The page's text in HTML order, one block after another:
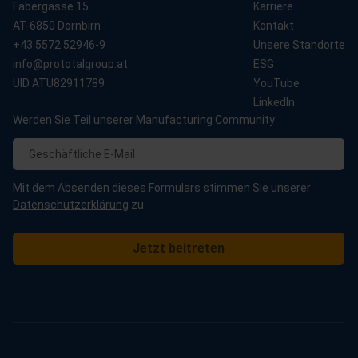
Fäbergasse 15
AT-6850 Dornbirn
+43 5572 52946-9
info@prototalgroup.at
UID ATU82911789
Karriere
Kontakt
Unsere Standorte
ESG
YouTube
LinkedIn
Werden Sie Teil unserer Manufacturing Community
Mit dem Absenden dieses Formulars stimmen Sie unserer
Datenschutzerklärung zu